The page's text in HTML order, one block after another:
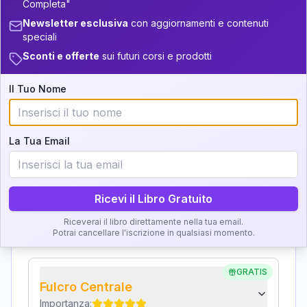
16-17.5 +6 19
17.5-18.5 +4 12
36-37.5
Interpretazione
l'interpretazione!
Zona del Ritratto
Importanza:
Karma Genitore-Figlio
Importanza:
GRATIS
Fulcro Centrale
Importanza:
Completa"
Newsletter esclusiva con aggiornamenti e contenuti
speciali
Sconti e offerte sui futuri corsi e prodotti
Il Tuo Nome
La Tua Email
Ricevi il Libro Gratuito
Riceverai il libro direttamente nella tua email.
Potrai cancellare l'iscrizione in qualsiasi momento.